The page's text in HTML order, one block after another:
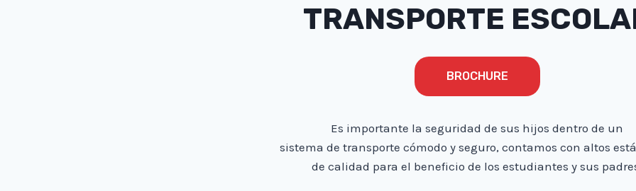
TRANSPORTE
BROCHURE
Es importante la seguridad de sus hijos dentro de un
sistema de transporte cómodo y seguro, contamos con altos
de calidad para el beneficio de los estudiantes y sus